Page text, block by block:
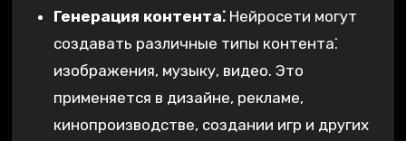
Генерация контента⁚Нейросети могут
создавать различные типы контента⁚
изображения, музыку, видео. Это
применяется в дизайне, рекламе,
кинопроизводстве, создании игр и других